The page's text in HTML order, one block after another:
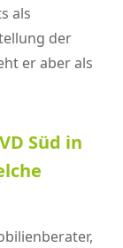
als
der
er aber als
Süd in